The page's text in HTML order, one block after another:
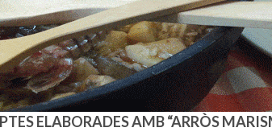
ELABORADES AMB “ARRÒS